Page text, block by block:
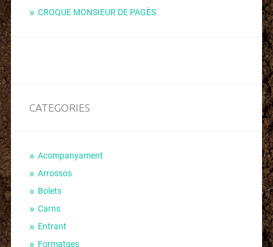
CROQUE MONSIEUR DE PAGÈS
CATEGORIES
Acompanyament
Arrossos
Bolets
Carns
Entrant
Formatges